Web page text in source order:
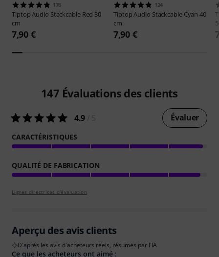
176
Tiptop Audio Stackcable Red 30
cm
7,90 €
124
Tiptop Audio Stackcable Cyan 40
cm
7,90 €
147 Évaluations des clients
4.9 Évaluer
CARACTÉRISTIQUES
QUALITÉ DE FABRICATION
Lignes directrices d'évaluation
Aperçu des avis clients
D'après les avis d'acheteurs réels, résumés par l'IA
Ce que les acheteurs ont aimé :